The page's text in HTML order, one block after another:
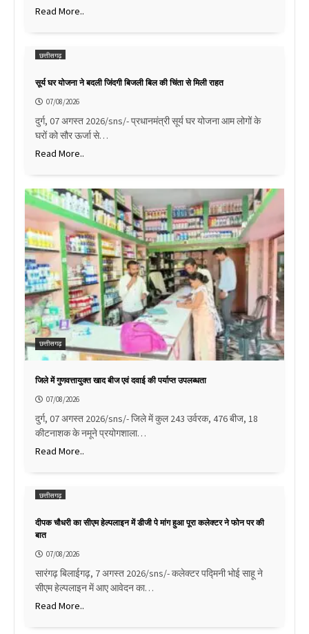
Read More..
छत्तीसगढ़
सूर्य घर योजना ने बदली जिंदगी बिजली बिल की चिंता से मिली राहत
07/08/2026
दुर्ग, 07 अगस्त 2026/sns/- प्रधानमंत्री सूर्य घर योजना आम लोगों के
घरों को सौर ऊर्जा से…
Read More..
छत्तीसगढ़
जिले में गुणवत्तायुक्त खाद बीज एवं दवाई की पर्याप्त उपलब्धता
07/08/2026
दुर्ग, 07 अगस्त 2026/sns/- जिले में कुल 243 उर्वरक, 476 बीज, 18
कीटनाशक के नमूने प्रयोगशाला…
Read More..
छत्तीसगढ़
दीपक चौधरी का सीएम हेल्पलाइन में डीजी पे मांग हुआ पूरा कलेक्टर ने फोन पर की
बात
07/08/2026
सारंगढ़ बिलाईगढ़, 7 अगस्त 2026/sns/- कलेक्टर पद्मिनी भोई साहू ने
सीएम हेल्पलाइन में आए आवेदन का…
Read More..